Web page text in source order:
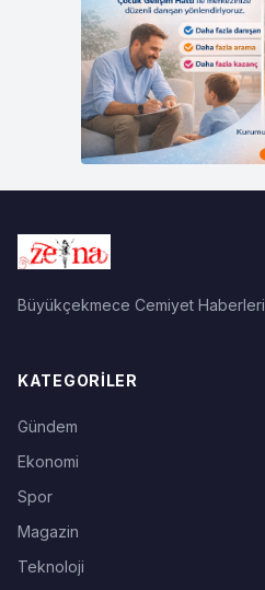
Büyükçekmece Cemiyet Haberleri
KATEGORILER
Gündem
Ekonomi
Spor
Magazin
Teknoloji